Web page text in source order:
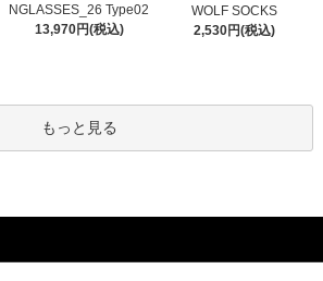
NGLASSES_26 Type02
13,970円(税込)
WOLF SOCKS
2,530円(税込)
もっと見る